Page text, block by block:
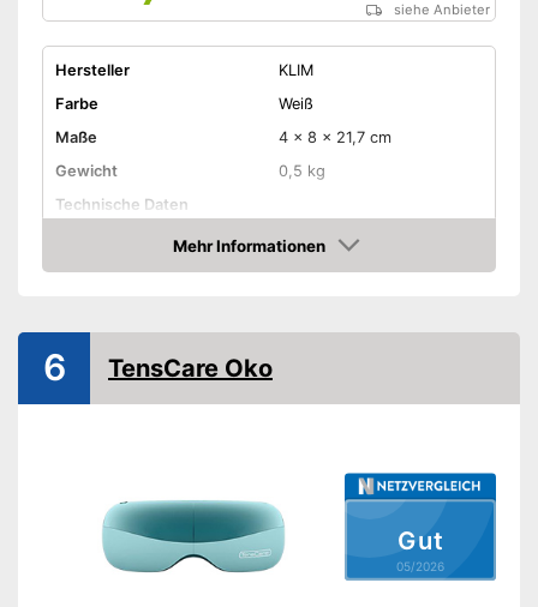
siehe Anbieter
Hersteller
KLIM
Farbe
Weiß
Maße
4 x 8 x 21,7 cm
Gewicht
0,5 kg
Technische Daten
Stromversorgung
Kurbel, Akku
Amazon Lieferzeit
sofort verfügbar
Mehr Informationen
Amazon
Gut
05/2026
6 TensCare Oko